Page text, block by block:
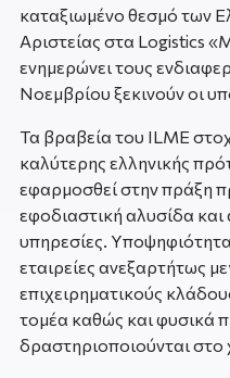
καταξιωμένο θεσμό των
Αριστείας στα Logistics
ενημερώνει τους
Νοεμβρίου ξεκινούν οι
Τα βραβεία του ILME
καλύτερης ελληνικής
εφαρμοσθεί στην πράξη
εφοδιαστική αλυσίδα
υπηρεσίες.
εταιρείες ανεξαρτήτως
επιχειρηματικούς
τομέα καθώς και φυσικά
δραστηριοποιούνται